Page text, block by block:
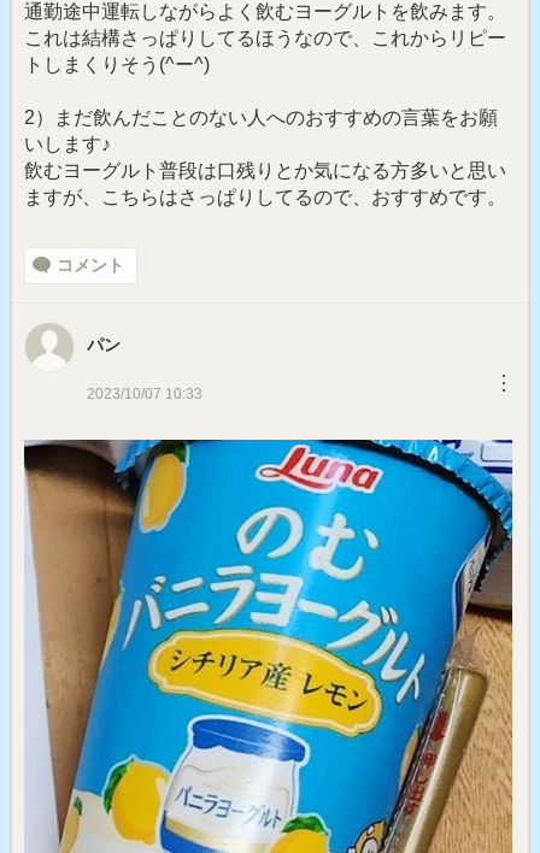
通勤途中運転しながらよく飲むヨーグルトを飲みます。
これは結構さっぱりしてるほうなので、これからリピー
トしまくりそう(^ー^)
2）まだ飲んだことのない人へのおすすめの言葉をお願
いします♪
飲むヨーグルト普段は口残りとか気になる方多いと思い
ますが、こちらはさっぱりしてるので、おすすめです。
コメント
パン
2023/10/07 10:33 ︙